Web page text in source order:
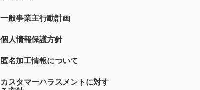
一般事業主行動計画
個人情報保護方針
匿名加工情報について
カスタマーハラスメントに対す